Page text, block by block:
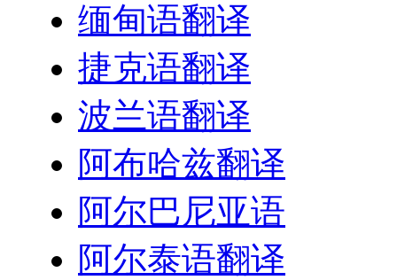
缅甸语翻译
捷克语翻译
波兰语翻译
阿布哈兹翻译
阿尔巴尼亚语
阿尔泰语翻译